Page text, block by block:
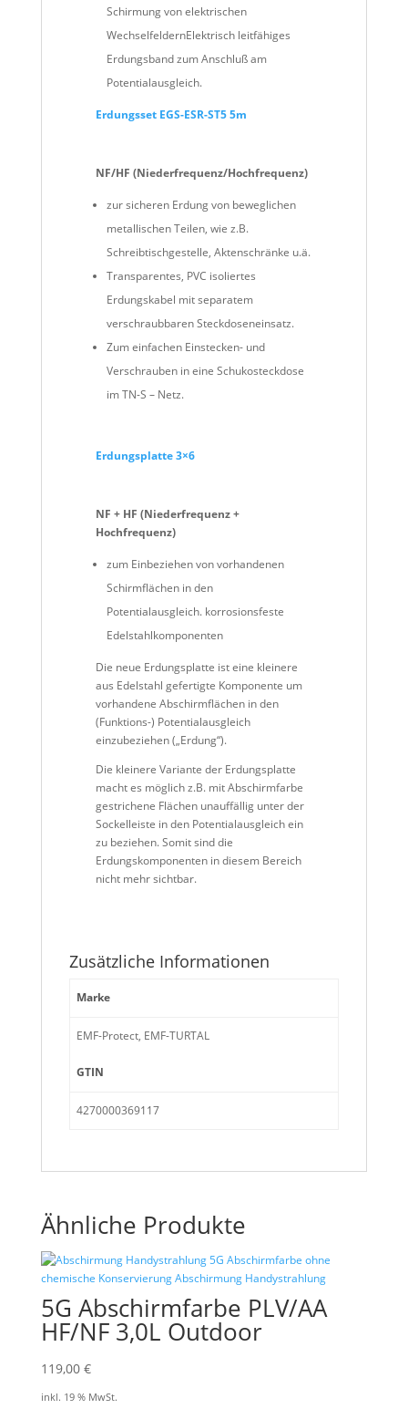
Schirmung von elektrischen
Wechselfeldern​Elektrisch leitfähiges
Erdungsband zum Anschluß am
Potentialausgleich.
Erdungsset EGS-ESR-ST5 5m
NF/HF (Niederfrequenz/Hochfrequenz)
zur sicheren Erdung von beweglichen
metallischen Teilen, wie z.B.
Schreibtischgestelle, Aktenschränke u.ä.
Transparentes, PVC isoliertes
Erdungskabel mit separatem
verschraubbaren Steckdoseneinsatz.
Zum einfachen Einstecken- und
Verschrauben in eine Schukosteckdose
im TN-S – Netz.
Erdungsplatte 3×6
NF + HF (Niederfrequenz +
Hochfrequenz)
zum Einbeziehen von vorhandenen
Schirmflächen in den
Potentialausgleich. korrosionsfeste
Edelstahlkomponenten
Die neue Erdungsplatte ist eine kleinere
aus Edelstahl gefertigte Komponente um
vorhandene Abschirmflächen in den
(Funktions-) Potentialausgleich
einzubeziehen („Erdung“).
Die kleinere Variante der Erdungsplatte
macht es möglich z.B. mit Abschirmfarbe
gestrichene Flächen unauffällig unter der
Sockelleiste in den Potentialausgleich ein
zu beziehen. Somit sind die
Erdungskomponenten in diesem Bereich
nicht mehr sichtbar.
Zusätzliche Informationen
Marke
EMF-Protect, EMF-TURTAL
GTIN
4270000369117
Ähnliche Produkte
5G Abschirmfarbe PLV/AA
HF/NF 3,0L Outdoor
119,00 €
inkl. 19 % MwSt.